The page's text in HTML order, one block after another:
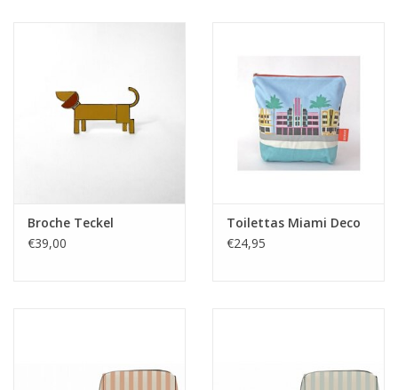
Broche Teckel
€39,00
Toilettas Miami Deco
€24,95